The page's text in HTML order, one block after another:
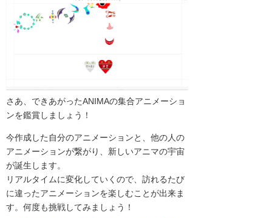
さあ、できあがったANIMAの集合アニメーショ
ンを鑑賞しましょう！
今作成した自分のアニメーションと、他の人の
アニメーションが繋がり、新しいアニマの宇宙
が誕生します。
リアルタイムに変化していくので、訪れるたび
に違ったアニメーションを楽しむことが出来ま
す。何度も挑戦してみましょう！